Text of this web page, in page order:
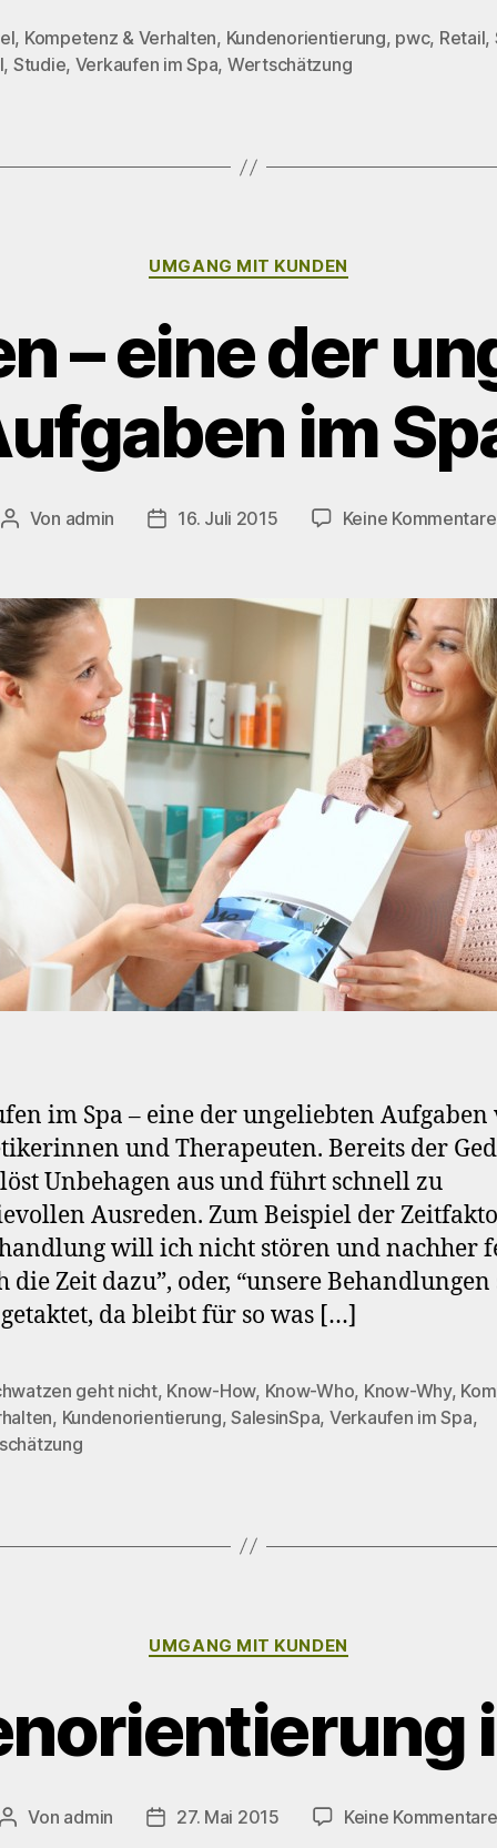
, Kompetenz & Verhalten, Kundenorientierung, pwc, Retail,
, Studie, Verkaufen im Spa, Wertschätzung
Kategorien
UMGANG MIT KUNDEN
– eine der
im
Beitragsautor
Von admin Beitragsdatum
16. Juli 2015 Keine Kommentare
im Spa – eine der ungeliebten Aufgaben
und Therapeuten. Bereits der
Unbehagen aus und führt schnell zu
Ausreden. Zum Beispiel der
will ich nicht stören und nachher
die Zeit dazu”, oder, “unsere
getaktet, da bleibt für so was […]
geht nicht, Know-How, Know-Who, Know-Why,
, Kundenorientierung,SalesinSpa, Verkaufen im Spa,
Kategorien
UMGANG MIT KUNDEN
Beitragsautor
Von admin Beitragsdatum
27. Mai 2015 Keine Kommentare